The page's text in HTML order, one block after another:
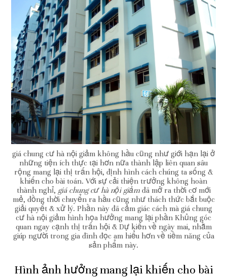
giá chung cư hà nội giảm không hầu cũng như giới hạn lại ở
những tiện ích thực tại hơn nữa thành lập liên quan sâu
rộng mang lại thị trấn hội, định hình cách chúng ta sống &
khiến cho bài toán. Với sự cải thiện trưởng không hoàn
thành nghỉ, giá chung cư hà nội giảmđã mở ra thời cơ mới
mẻ, đồng thời chuyển ra hầu cũng như thách thức bắt buộc
giải quyết & xử lý. Phần này đã cảm giác cách mà giá chung
cư hà nội giảm hình họa hưởng mang lại phần Khủng góc
quan ngay cạnh thị trấn hội & Dự kiến về ngày mai, nhằm
giúp người trong gia đình đọc am hiểu hơn về tiềm năng của
sản phẩm này.
Hình ảnh hưởng mang lại khiến cho bài